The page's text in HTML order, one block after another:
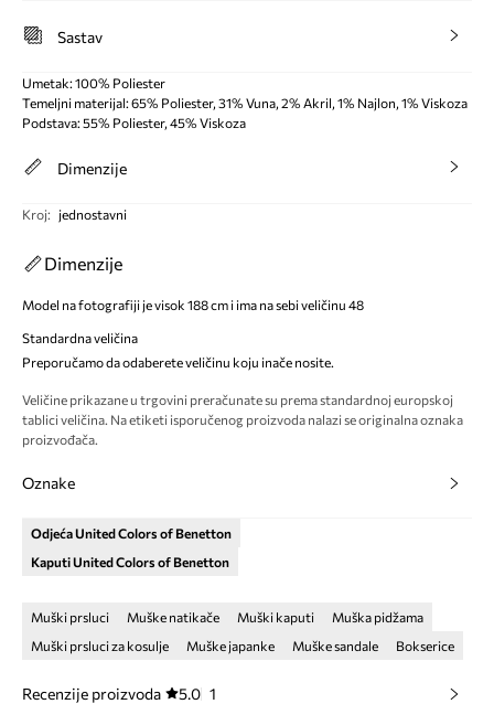
Sastav
Umetak: 100% Poliester
Temeljni materijal: 65% Poliester, 31% Vuna, 2% Akril, 1% Najlon, 1% Viskoza
Podstava: 55% Poliester, 45% Viskoza
Dimenzije
Kroj: jednostavni
Dimenzije
Model na fotografiji je visok 188 cm i ima na sebi veličinu 48
Standardna veličina
Preporučamo da odaberete veličinu koju inače nosite.
Veličine prikazane u trgovini preračunate su prema standardnoj europskoj
tablici veličina. Na etiketi isporučenog proizvoda nalazi se originalna oznaka
proizvođača.
Oznake
Odjeća United Colors of Benetton
Kaputi United Colors of Benetton
Muški prsluci Muške natikače Muški kaputi
Muška pidžama
Muški prsluci za kosulje
Muške japanke Muške sandale Bokserice
Recenzije proizvoda 5.0 1